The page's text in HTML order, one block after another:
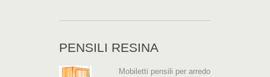
PENSILI RESINA
Mobiletti pensili per arredo